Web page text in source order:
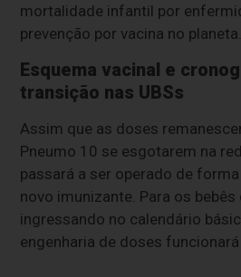
mortalidade infantil por
prevenção por vacina no planeta.
Esquema vacinal e
transição nas UBSs
Assim que as doses
Pneumo 10 se esgotarem na
passará a ser operado de
novo imunizante. Para os bebês
ingressando no calendário
engenharia de doses